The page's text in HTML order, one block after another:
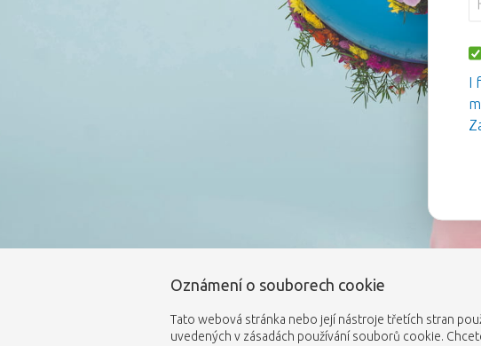
I
Oznámení o souborech cookie
Tato webová stránka nebo její nástroje třetích stran
uvedených v zásadách používání souborů cookie.